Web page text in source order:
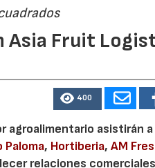
Asia Fruit
400
asistirán a
Paloma, Hortiberia,AM
relaciones